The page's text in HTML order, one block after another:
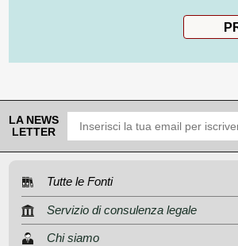
LA NEWS
LETTER
Tutte le Fonti
Servizio di consulenza legale
Chi siamo